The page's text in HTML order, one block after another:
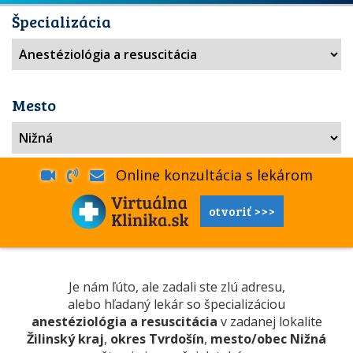
Špecializácia
Mesto
Online konzultácia s lekárom
otvoriť >>>
Je nám ľúto, ale zadali ste zlú adresu,
alebo hľadaný lekár so špecializáciou
anestéziológia a resuscitácia v zadanej lokalite
Žilinský kraj, okres Tvrdošín, mesto/obec Nižná